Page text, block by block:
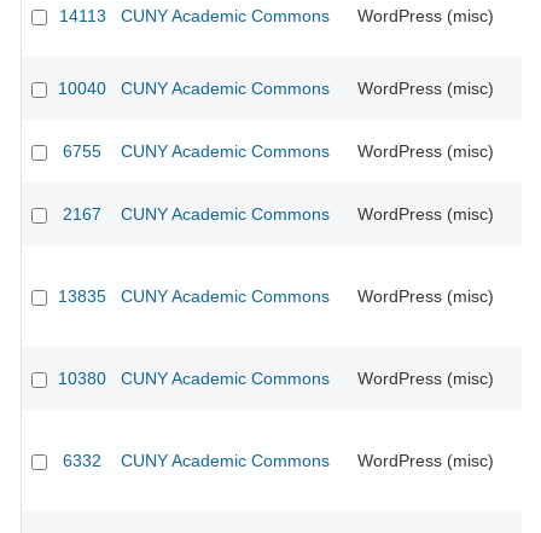
14113 CUNY Academic Commons WordPress (misc)
10040 CUNY Academic Commons WordPress (misc)
6755 CUNY Academic Commons WordPress (misc)
2167 CUNY Academic Commons WordPress (misc)
13835 CUNY Academic Commons WordPress (misc)
10380 CUNY Academic Commons WordPress (misc)
6332 CUNY Academic Commons WordPress (misc)